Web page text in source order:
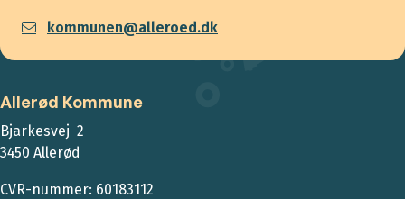
kommunen@alleroed.dk
Allerød Kommune
Bjarkesvej 2
3450 Allerød
CVR-nummer: 60183112